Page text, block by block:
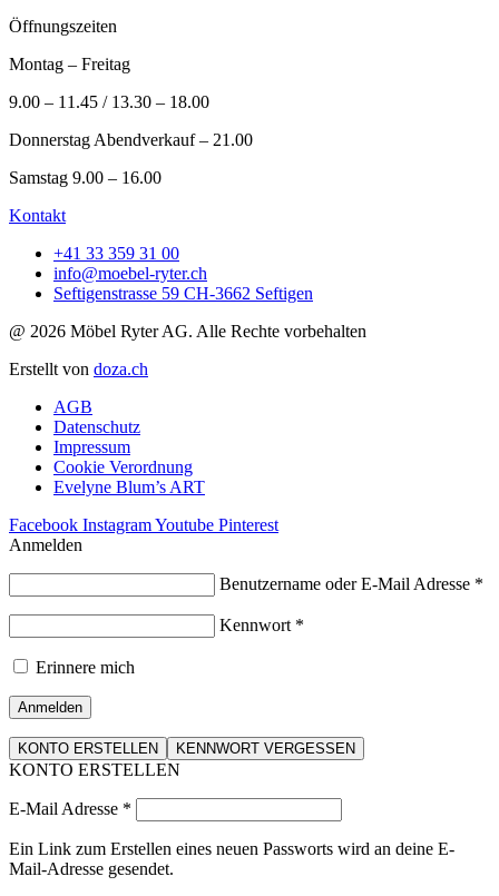
Öffnungszeiten
Montag – Freitag
9.00 – 11.45 / 13.30 – 18.00
Donnerstag Abendverkauf – 21.00
Samstag 9.00 – 16.00
Kontakt
+41 33 359 31 00
info@moebel-ryter.ch
Seftigenstrasse 59 CH-3662 Seftigen
@ 2026 Möbel Ryter AG. Alle Rechte vorbehalten
Erstellt von doza.ch
AGB
Datenschutz
Impressum
Cookie Verordnung
Evelyne Blum’s ART
Facebook InstagramYoutube Pinterest
Anmelden
Benutzername oder E-Mail Adresse *
Kennwort *
Erinnere mich
Anmelden
KONTO ERSTELLEN KENNWORT VERGESSEN
KONTO ERSTELLEN
E-Mail Adresse *
Ein Link zum Erstellen eines neuen Passworts wird an deine E-
Mail-Adresse gesendet.